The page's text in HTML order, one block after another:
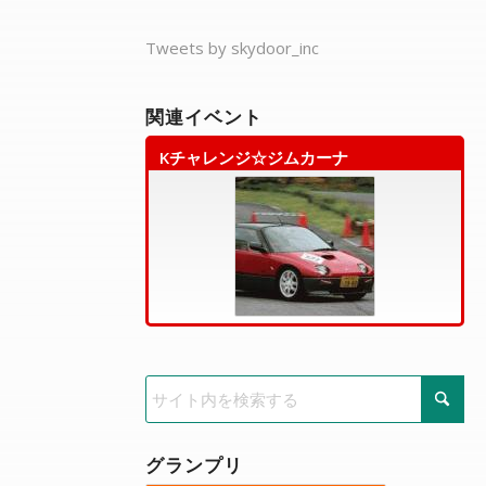
Tweets by skydoor_inc
関連イベント
Kチャレンジ☆ジムカーナ
グランプリ